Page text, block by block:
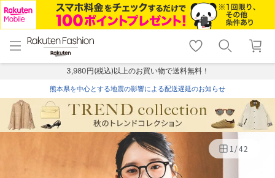
menu home
トップ
shopping_cart lock_outline
ログイン
3,980円(税込)以上のお買い物で送料無料！
熊本県を中心とする地震の影響による配送遅延のお知らせ
1/42